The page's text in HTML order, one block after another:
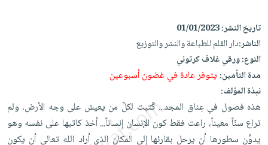
على
Android
تحميل
iKitab
على
Apple
على
Apple
جوائز
العناية
الشخصية
العناية
وتصفيف
الشعر
العناية
بالجسم
والسفرة
جديد
الكل
أواني
الطهي
أدوات
متجر
الهدايا
أقسام
تاريخ النشر:01/01/2023
الناشر:دار القلم للطباعة والنشر والتوزيع
النوع:ورقي غلاف كرتوني
مدة التأمين:يتوفر عادة في غضون أسبوعين
نبذة المؤلف:
هذه فصول في عِناق المجد... كُتبت لكلِّ من يعيش على وجه الأرض، ولم
تراع سنّاً معيناً، راعت فقط كون الإنسان إنساناً... أخذ كاتبها على نفسه وهو
يدوِّن سطورها أن يرحل بقارئها إلى المكان الذي أراد الله تعالى أن يكون